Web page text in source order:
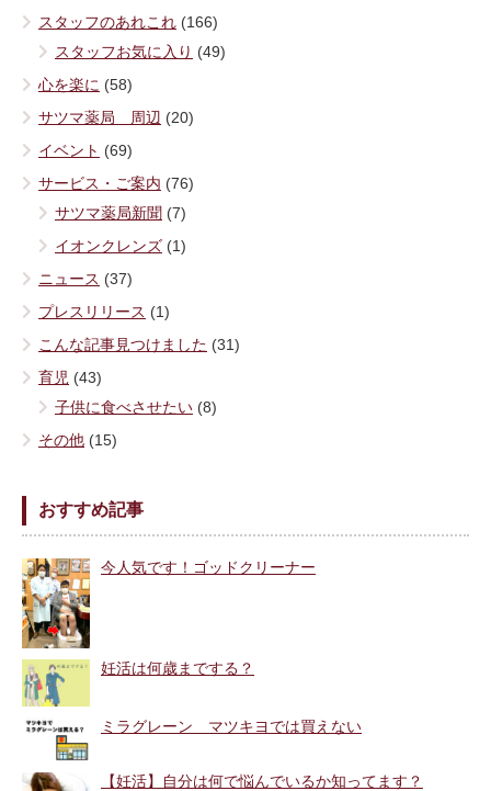
スタッフのあれこれ (166)
スタッフお気に入り (49)
心を楽に (58)
サツマ薬局 周辺 (20)
イベント (69)
サービス・ご案内 (76)
サツマ薬局新聞 (7)
イオンクレンズ (1)
ニュース (37)
プレスリリース (1)
こんな記事見つけました (31)
育児 (43)
子供に食べさせたい (8)
その他 (15)
おすすめ記事
今人気です！ゴッドクリーナー
妊活は何歳までする？
ミラグレーン マツキヨでは買えない
【妊活】自分は何で悩んでいるか知ってます？